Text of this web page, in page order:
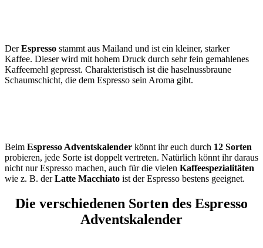
DerEspresso stammt aus Mailand und ist ein kleiner, starker
Kaffee. Dieser wird mit hohem Druck durch sehr fein gemahlenes
Kaffeemehl gepresst. Charakteristisch ist die haselnussbraune
Schaumschicht, die dem Espresso sein Aroma gibt.
Beim Espresso Adventskalender könnt ihr euch durch 12 Sorten
probieren, jede Sorte ist doppelt vertreten. Natürlich könnt ihr daraus
nicht nur Espresso machen, auch für die vielen Kaffeespezialitäten
wie z. B. derLatte Macchiato ist der Espresso bestens geeignet.
Die verschiedenen Sorten des Espresso
Adventskalender